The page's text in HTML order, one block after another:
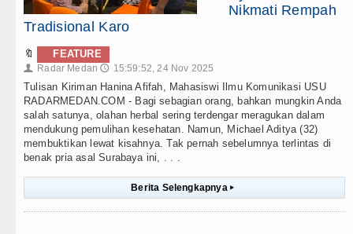
Nikmati Rempah
Tradisional Karo
🔖 FEATURE
👤 Radar Medan 🕔 15:59:52, 24 Nov 2025
Tulisan Kiriman Hanina Afifah, Mahasiswi Ilmu Komunikasi USU
RADARMEDAN.COM - Bagi sebagian orang, bahkan mungkin Anda
salah satunya, olahan herbal sering terdengar meragukan dalam
mendukung pemulihan kesehatan. Namun, Michael Aditya (32)
membuktikan lewat kisahnya. Tak pernah sebelumnya terlintas di
benak pria asal Surabaya ini, . . .
Berita Selengkapnya ▸